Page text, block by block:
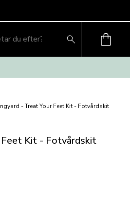
- Treat Your Feet Kit - Fotvårdskit
Feet Kit - Fotvårdskit